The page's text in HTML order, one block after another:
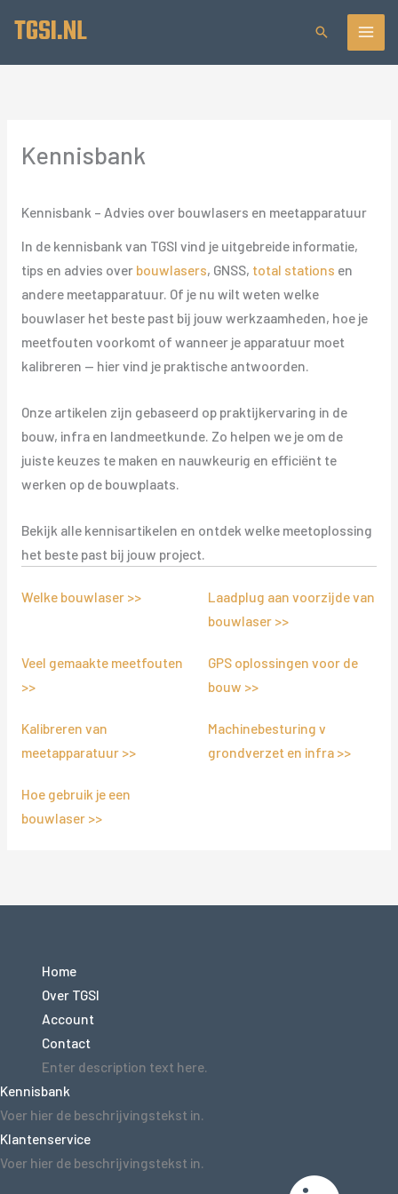
naarTGSI.NL Zoeken
Kennisbank
Kennisbank – Advies over bouwlasers en meetapparatuur
In de kennisbank van TGSI vind je uitgebreide informatie,
tips en advies over bouwlasers, GNSS, total stations en
andere meetapparatuur. Of je nu wilt weten welke
bouwlaser het beste past bij jouw werkzaamheden, hoe je
meetfouten voorkomt of wanneer je apparatuur moet
kalibreren — hier vind je praktische antwoorden.
Onze artikelen zijn gebaseerd op praktijkervaring in de
bouw, infra en landmeetkunde. Zo helpen we je om de
juiste keuzes te maken en nauwkeurig en efficiënt te
werken op de bouwplaats.
Bekijk alle kennisartikelen en ontdek welke meetoplossing
het beste past bij jouw project.
Welke bouwlaser >>
Laadplug aan voorzijde van
bouwlaser >>
Veel gemaakte meetfouten
>>
GPS oplossingen voor de
bouw >>
Kalibreren van
meetapparatuur >>
Machinebesturing v
grondverzet en infra >>
Hoe gebruik je een
bouwlaser >>
Home
Over TGSI
Account
Contact
Enter description text here.
Kennisbank
Voer hier de beschrijvingstekst in.
Klantenservice
Voer hier de beschrijvingstekst in.